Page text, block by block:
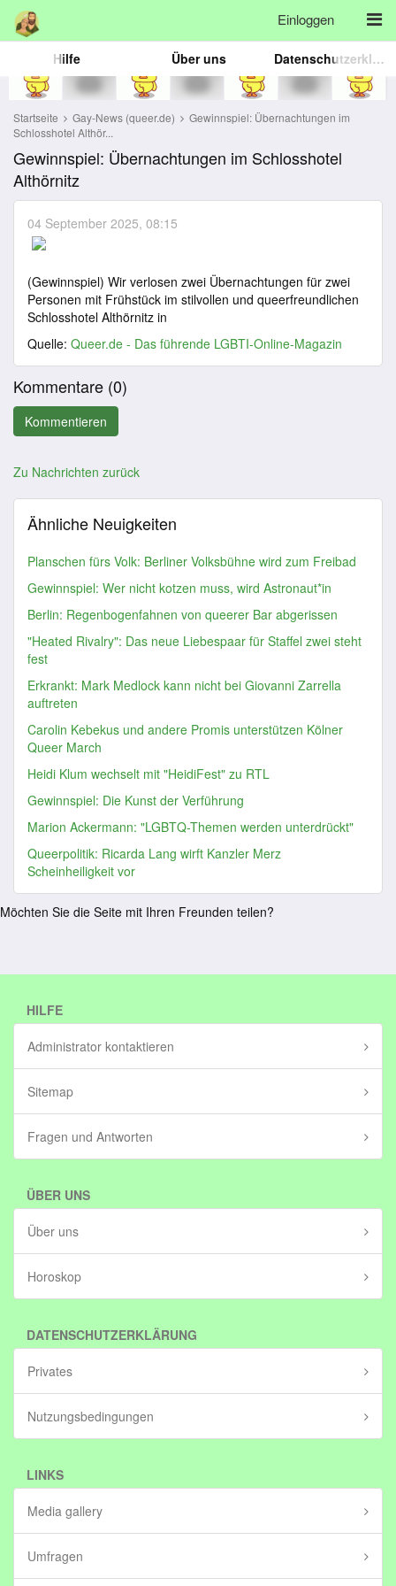
Einloggen
Hilfe Über uns Datenschutzerklärung
Startseite Gay-News (queer.de)
Gewinnspiel: Übernachtungen im
Schlosshotel Althör...
Gewinnspiel: Übernachtungen im Schlosshotel
Althörnitz
04 September 2025, 08:15
(Gewinnspiel) Wir verlosen zwei Übernachtungen für zwei
Personen mit Frühstück im stilvollen und queerfreundlichen
Schlosshotel Althörnitz in
Quelle: Queer.de - Das führende LGBTI-Online-Magazin
Kommentare (0)
Zu Nachrichten zurück
Ähnliche Neuigkeiten
Planschen fürs Volk: Berliner Volksbühne wird zum Freibad
Gewinnspiel: Wer nicht kotzen muss, wird Astronaut*in
Berlin: Regenbogenfahnen von queerer Bar abgerissen
"Heated Rivalry": Das neue Liebespaar für Staffel zwei steht
fest
Erkrankt: Mark Medlock kann nicht bei Giovanni Zarrella
auftreten
Carolin Kebekus und andere Promis unterstützen Kölner
Queer March
Heidi Klum wechselt mit "HeidiFest" zu RTL
Gewinnspiel: Die Kunst der Verführung
Marion Ackermann: "LGBTQ-Themen werden unterdrückt"
Queerpolitik: Ricarda Lang wirft Kanzler Merz
Scheinheiligkeit vor
Möchten Sie die Seite mit Ihren Freunden teilen?
HILFE
Administrator kontaktieren
Sitemap
Fragen und Antworten
ÜBER UNS
Über uns
Horoskop
DATENSCHUTZERKLÄRUNG
Privates
Nutzungsbedingungen
LINKS
Media gallery
Umfragen